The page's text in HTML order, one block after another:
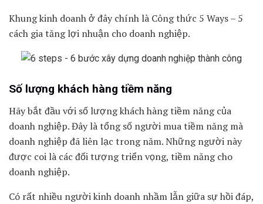
Khung kinh doanh ở đây chính là Công thức 5 Ways – 5
cách gia tăng lợi nhuận cho doanh nghiệp.
Số lượng khách hàng tiềm năng
Hãy bắt đầu với số lượng khách hàng tiềm năng của
doanh nghiệp. Đây là tổng số người mua tiềm năng mà
doanh nghiệp đã liên lạc trong năm. Những người này
được coi là các đối tượng triển vọng, tiềm năng cho
doanh nghiệp.
Có rất nhiều người kinh doanh nhầm lẫn giữa sự hồi đáp,